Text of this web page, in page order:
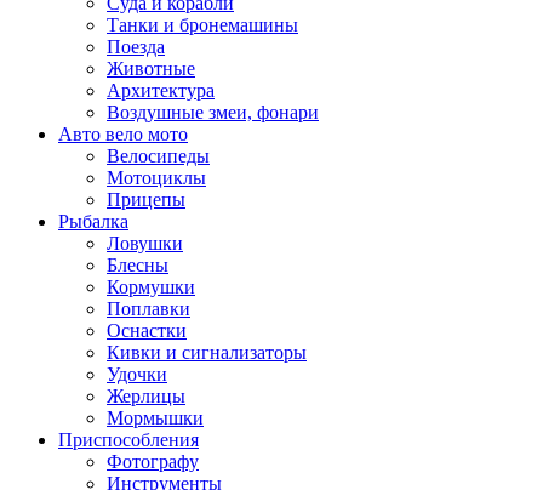
Танки и бронемашины
Поезда
Животные
Архитектура
Воздушные змеи, фонари
Авто вело мото
Велосипеды
Мотоциклы
Прицепы
Рыбалка
Ловушки
Блесны
Кормушки
Поплавки
Оснастки
Кивки и сигнализаторы
Удочки
Жерлицы
Мормышки
Приспособления
Фотографу
Инструменты